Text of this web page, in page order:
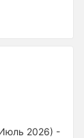
2026) -